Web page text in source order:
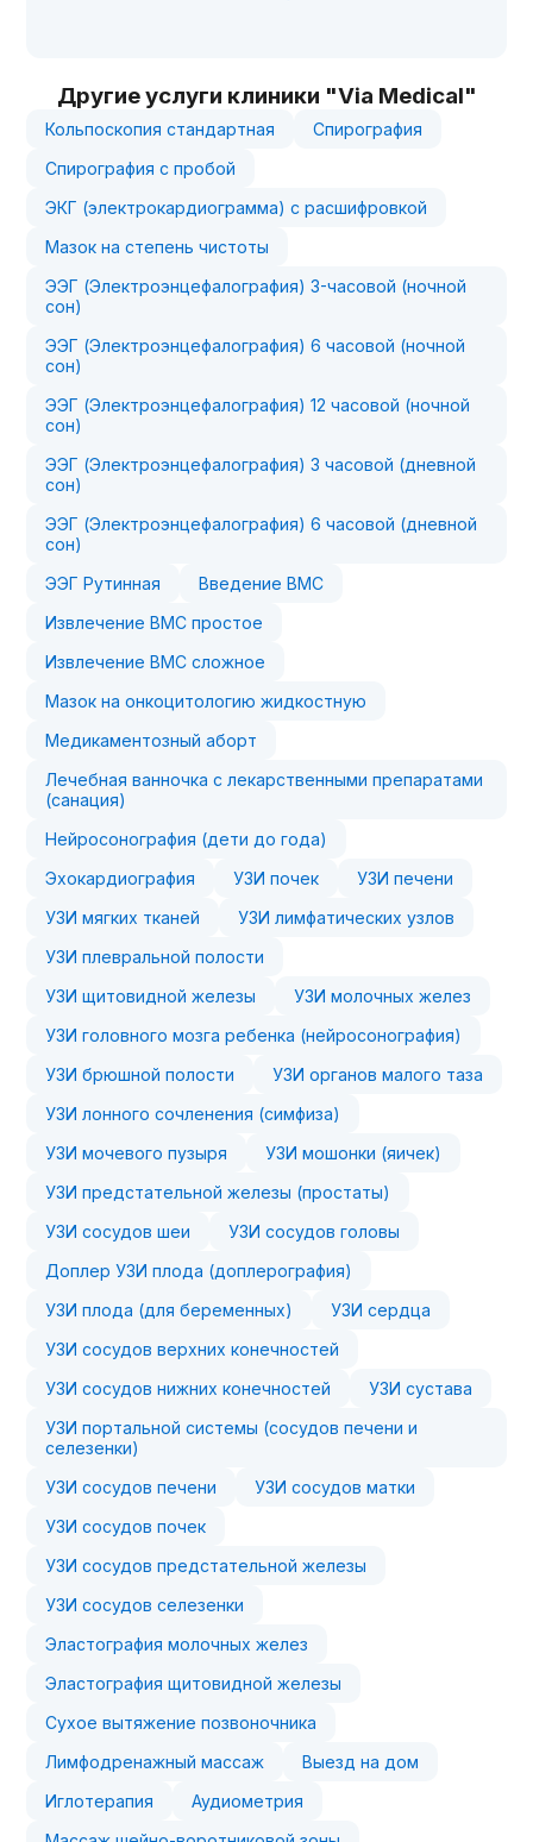
Другие услуги клиники "Via Medical"
Кольпоскопия стандартная
Спирография
Спирография с пробой
ЭКГ (электрокардиограмма) с расшифровкой
Мазок на степень чистоты
ЭЭГ (Электроэнцефалография) 3-часовой (ночной
сон)
ЭЭГ (Электроэнцефалография) 6 часовой (ночной
сон)
ЭЭГ (Электроэнцефалография) 12 часовой (ночной
сон)
ЭЭГ (Электроэнцефалография) 3 часовой (дневной
сон)
ЭЭГ (Электроэнцефалография) 6 часовой (дневной
сон)
ЭЭГ Рутинная
Введение ВМС
Извлечение ВМС простое
Извлечение ВМС сложное
Мазок на онкоцитологию жидкостную
Медикаментозный аборт
Лечебная ванночка с лекарственными препаратами
(санация)
Нейросонография (дети до года)
Эхокардиография
УЗИ почек
УЗИ печени
УЗИ мягких тканей
УЗИ лимфатических узлов
УЗИ плевральной полости
УЗИ щитовидной железы
УЗИ молочных желез
УЗИ головного мозга ребенка (нейросонография)
УЗИ брюшной полости
УЗИ органов малого таза
УЗИ лонного сочленения (симфиза)
УЗИ мочевого пузыря
УЗИ мошонки (яичек)
УЗИ предстательной железы (простаты)
УЗИ сосудов шеи
УЗИ сосудов головы
Доплер УЗИ плода (доплерография)
УЗИ плода (для беременных)
УЗИ сердца
УЗИ сосудов верхних конечностей
УЗИ сосудов нижних конечностей
УЗИ сустава
УЗИ портальной системы (сосудов печени и
селезенки)
УЗИ сосудов печени
УЗИ сосудов матки
УЗИ сосудов почек
УЗИ сосудов предстательной железы
УЗИ сосудов селезенки
Эластография молочных желез
Эластография щитовидной железы
Сухое вытяжение позвоночника
Лимфодренажный массаж
Выезд на дом
Иглотерапия
Аудиометрия